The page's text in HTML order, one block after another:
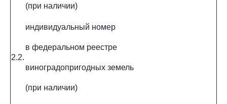
(при наличии)
2.2.
индивидуальный номер
в федеральном реестре
виноградопригодных земель
(при наличии)